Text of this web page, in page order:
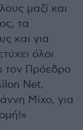
μαζί και
τα
και για
όλοι
τον Πρόεδρο
Net,
Μίχο, για